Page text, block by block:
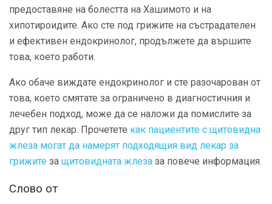
предоставяне на болестта на Хашимото и на
хипотироидите. Ако сте под грижите на състрадателен
и ефективен ендокринолог, продължете да вършите
това, което работи.
Ако обаче виждате ендокринолог и сте разочарован от
това, което смятате за ограничено в диагностичния и
лечебен подход, може да се наложи да помислите за
друг тип лекар. Прочетете как пациентите с щитовидна
жлеза могат да намерят подходящия вид лекар за
грижите за щитовидната жлеза за повече информация.
Слово от